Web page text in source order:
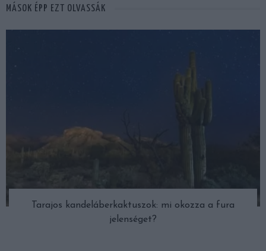
MÁSOK ÉPP EZT OLVASSÁK
Tarajos kandeláberkaktuszok: mi okozza a fura
jelenséget?